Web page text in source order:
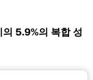
5.9%의 복합 성